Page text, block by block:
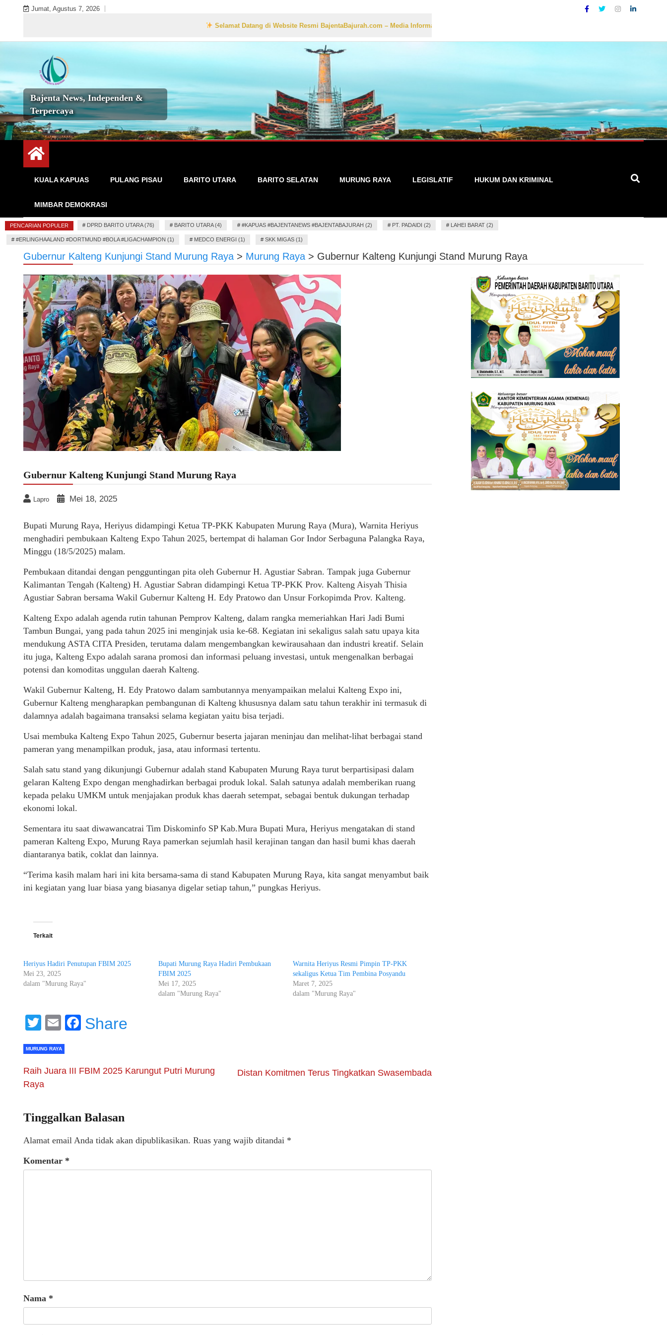
Jumat, Agustus 7, 2026
Selamat Datang di Website Resmi BajentaBajurah.com – Media Informasi Lokal yang Akurat, Cepat, dan Terpercaya
Bajenta News, Independen &
Terpercaya
KUALA KAPUAS PULANG PISAU BARITO UTARA BARITO SELATAN MURUNG RAYA LEGISLATIF HUKUM DAN KRIMINAL
MIMBAR DEMOKRASI
PENCARIAN POPULER # DPRD BARITO UTARA (76) # BARITO UTARA (4) # #KAPUAS #BAJENTANEWS #BAJENTABAJURAH (2) # PT. PADAIDI (2) # LAHEI BARAT (2)
# #ERLINGHAALAND #DORTMUND #BOLA #LIGACHAMPION (1) # MEDCO ENERGI (1) # SKK MIGAS (1)
Gubernur Kalteng Kunjungi Stand Murung Raya > Murung Raya > Gubernur Kalteng Kunjungi Stand Murung Raya
Gubernur Kalteng Kunjungi Stand Murung Raya
Lapro Mei 18, 2025
Bupati Murung Raya, Heriyus didampingi Ketua TP-PKK Kabupaten Murung Raya (Mura), Warnita Heriyus
menghadiri pembukaan Kalteng Expo Tahun 2025, bertempat di halaman Gor Indor Serbaguna Palangka Raya,
Minggu (18/5/2025) malam.
Pembukaan ditandai dengan pengguntingan pita oleh Gubernur H. Agustiar Sabran. Tampak juga Gubernur
Kalimantan Tengah (Kalteng) H. Agustiar Sabran didampingi Ketua TP-PKK Prov. Kalteng Aisyah Thisia
Agustiar Sabran bersama Wakil Gubernur Kalteng H. Edy Pratowo dan Unsur Forkopimda Prov. Kalteng.
Kalteng Expo adalah agenda rutin tahunan Pemprov Kalteng, dalam rangka memeriahkan Hari Jadi Bumi
Tambun Bungai, yang pada tahun 2025 ini menginjak usia ke-68. Kegiatan ini sekaligus salah satu upaya kita
mendukung ASTA CITA Presiden, terutama dalam mengembangkan kewirausahaan dan industri kreatif. Selain
itu juga, Kalteng Expo adalah sarana promosi dan informasi peluang investasi, untuk mengenalkan berbagai
potensi dan komoditas unggulan daerah Kalteng.
Wakil Gubernur Kalteng, H. Edy Pratowo dalam sambutannya menyampaikan melalui Kalteng Expo ini,
Gubernur Kalteng mengharapkan pembangunan di Kalteng khususnya dalam satu tahun terakhir ini termasuk di
dalamnya adalah bagaimana transaksi selama kegiatan yaitu bisa terjadi.
Usai membuka Kalteng Expo Tahun 2025, Gubernur beserta jajaran meninjau dan melihat-lihat berbagai stand
pameran yang menampilkan produk, jasa, atau informasi tertentu.
Salah satu stand yang dikunjungi Gubernur adalah stand Kabupaten Murung Raya turut berpartisipasi dalam
gelaran Kalteng Expo dengan menghadirkan berbagai produk lokal. Salah satunya adalah memberikan ruang
kepada pelaku UMKM untuk menjajakan produk khas daerah setempat, sebagai bentuk dukungan terhadap
ekonomi lokal.
Sementara itu saat diwawancatrai Tim Diskominfo SP Kab.Mura Bupati Mura, Heriyus mengatakan di stand
pameran Kalteng Expo, Murung Raya pamerkan sejumlah hasil kerajinan tangan dan hasil bumi khas daerah
diantaranya batik, coklat dan lainnya.
“Terima kasih malam hari ini kita bersama-sama di stand Kabupaten Murung Raya, kita sangat menyambut baik
ini kegiatan yang luar biasa yang biasanya digelar setiap tahun,” pungkas Heriyus.
Terkait
Heriyus Hadiri Penutupan FBIM 2025
Mei 23, 2025
dalam "Murung Raya"
Bupati Murung Raya Hadiri Pembukaan
FBIM 2025
Mei 17, 2025
dalam "Murung Raya"
Warnita Heriyus Resmi Pimpin TP-PKK
sekaligus Ketua Tim Pembina Posyandu
Maret 7, 2025
dalam "Murung Raya"
Twitter
EmailFacebook
Share
MURUNG RAYA
Raih Juara III FBIM 2025 Karungut Putri Murung
Raya
Distan Komitmen Terus Tingkatkan Swasembada
Tinggalkan Balasan
Alamat email Anda tidak akan dipublikasikan. Ruas yang wajib ditandai *
Komentar *
Nama *